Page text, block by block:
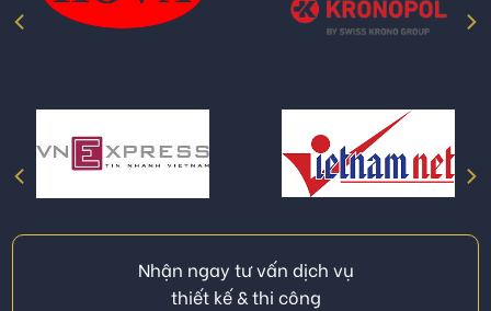
Nhận ngay tư vấn dịch vụ
thiết kế & thi công